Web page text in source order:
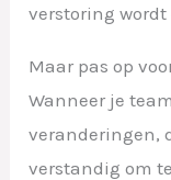
verstoring wordt
Maar pas op
Wanneer je
veranderingen,
verstandig om